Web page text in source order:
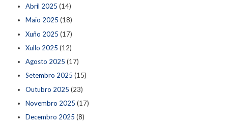
Abril 2025 (14)
Maio 2025 (18)
Xuño 2025 (17)
Xullo 2025 (12)
Agosto 2025 (17)
Setembro 2025 (15)
Outubro 2025 (23)
Novembro 2025 (17)
Decembro 2025 (8)